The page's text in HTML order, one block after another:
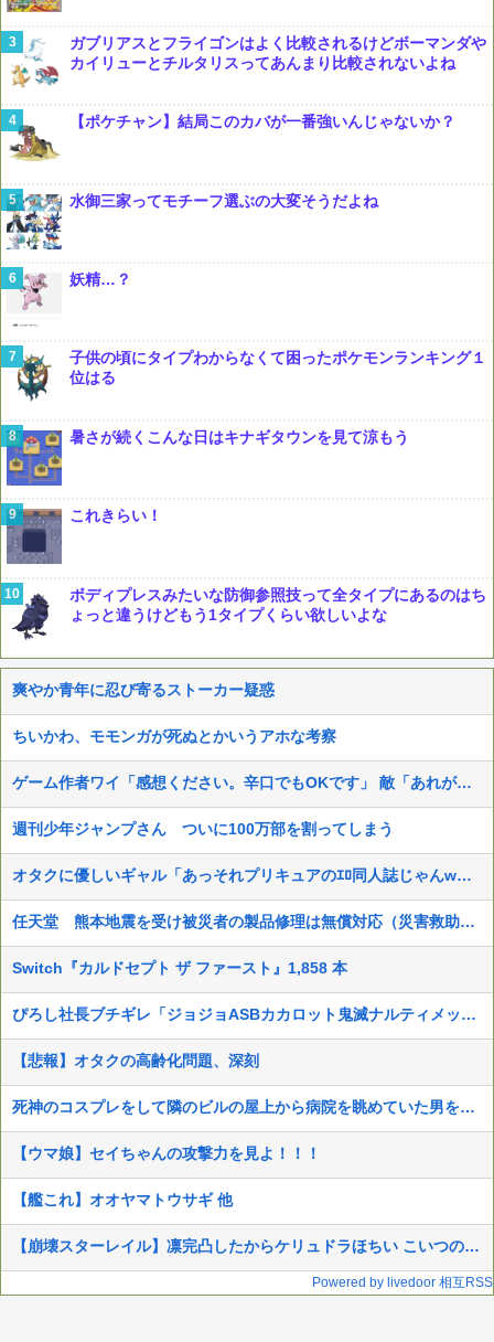
ガブリアスとフライゴンはよく比較されるけどボーマンダや
カイリューとチルタリスってあんまり比較されないよね
【ポケチャン】結局このカバが一番強いんじゃないか？
水御三家ってモチーフ選ぶの大変そうだよね
妖精…？
子供の頃にタイプわからなくて困ったポケモンランキング１
位はる
暑さが続くこんな日はキナギタウンを見て涼もう
これきらい！
ボディプレスみたいな防御参照技って全タイプにあるのはち
ょっと違うけどもう1タイプくらい欲しいよな
爽やか青年に忍び寄るストーカー疑惑
ちいかわ、モモンガが死ぬとかいうアホな考察
ゲーム作者ワイ「感想ください。辛口でもOKです」 敵「あれがだめ。これがだめ」
週刊少年ジャンプさん ついに100万部を割ってしまう
オタクに優しいギャル「あっそれプリキュアのｴﾛ同人誌じゃんww♡」
任天堂 熊本地震を受け被災者の製品修理は無償対応（災害救助法適用地域） 義援金5000万円寄付
Switch『カルドセプト ザ ファースト』1,858 本
ぴろし社長ブチギレ「ジョジョASBカカロット鬼滅ナルティメット作ったのにジャンブ公式にブロックされたんだが⁉」
【悲報】オタクの高齢化問題、深刻
死神のコスプレをして隣のビルの屋上から病院を眺めていた男を逮捕ｗｗｗ
【ウマ娘】セイちゃんの攻撃力を見よ！！！
【艦これ】オオヤマトウサギ 他
【崩壊スターレイル】凛完凸したからケリュドラほちい こいつの上位互換とか出たりしないよな？
Powered by livedoor 相互RSS